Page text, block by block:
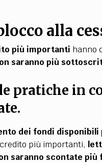
alla
più importanti hanno
saranno più
pratiche in
.
dei fondi disponibili
più importanti,
saranno scontate